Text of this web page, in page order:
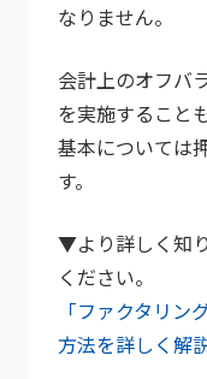
なりません。
会計上のオフバ
を実施すること
基本については
す。
▼より詳しく知
ください。
「ファクタリ
方法を詳しく解説